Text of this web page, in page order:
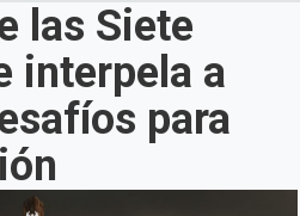
las Siete
interpela a
para